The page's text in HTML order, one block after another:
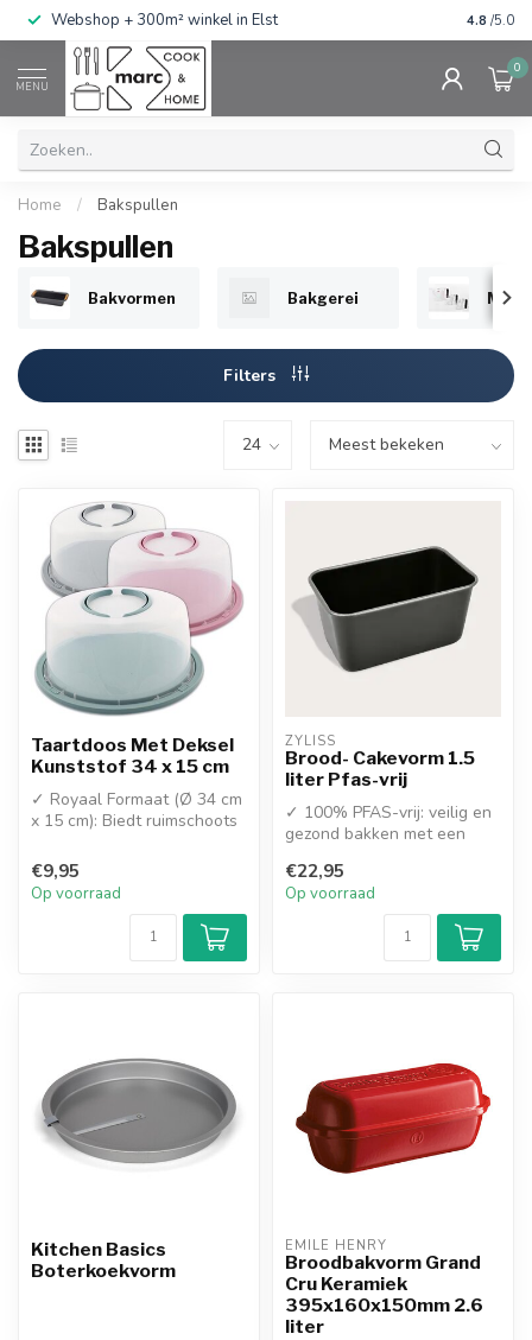
Webshop + 300m² winkel in Elst Gratis
4.8 /5.0
MENU
0
Home / Bakspullen
Bakspullen
Bakvormen Bakgerei
Filters
Taartdoos Met Deksel
Kunststof 34 x 15 cm
✓ Royaal Formaat (Ø 34 cm
x 15 cm): Biedt ruimschoots
baksel...
€9,95
Op voorraad
ZYLISS
Brood- Cakevorm 1.5
liter Pfas-vrij
✓ 100% PFAS-vrij: veilig en
gezond bakken met een
✓ H...
€22,95
Op voorraad
Kitchen Basics
Boterkoekvorm
EMILE HENRY
Broodbakvorm Grand
Cru Keramiek
395x160x150mm 2.6
liter